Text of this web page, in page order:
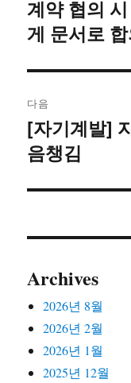
색
이
전
계약 협의
게 문서로
다음
다
음
[자기계발]
음챙김
Archives
2026년 8월
2026년 2월
2026년 1월
2025년 12월